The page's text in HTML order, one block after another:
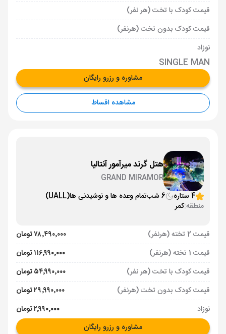
قیمت کودک با تخت (هر نفر)
قیمت کودک بدون تخت (هرنفر)
نوزاد
SINGLE MAN
مشاوره و رزرو رایگان
مشاهده اقساط
هتل گرند میرآمور آنتالیا
GRAND MIRAMOR
4 ستاره
6 شب تمام وعده ها و نوشیدنی ها(UALL)
منطقه:کمر
قیمت 2 تخته (هرنفر)
۷۸٬۴۹۰٬۰۰۰ تومان
قیمت 1 تخته (هرنفر)
۱۱۶٬۹۹۰٬۰۰۰ تومان
قیمت کودک با تخت (هر نفر)
۵۴٬۹۹۰٬۰۰۰ تومان
قیمت کودک بدون تخت (هرنفر)
۲۹٬۹۹۰٬۰۰۰ تومان
نوزاد
۲٬۹۹۰٬۰۰۰ تومان
مشاوره و رزرو رایگان